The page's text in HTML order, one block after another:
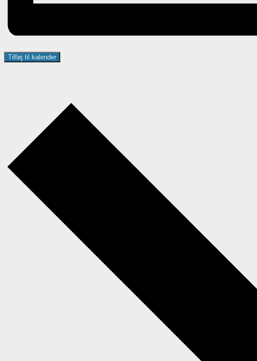
Tilføj til kalender